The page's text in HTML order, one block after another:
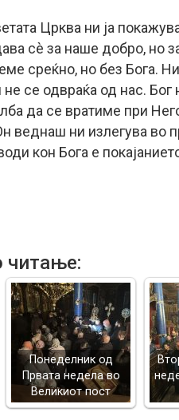
Црква ни ја
сè за наше добро, но
среќно, но без Бога.
се одвраќа од нас.
да се вратиме при
веднаш ни излегува во
кон Бога е
читање:
Понеделник од
Првата недела во
Великиот пост